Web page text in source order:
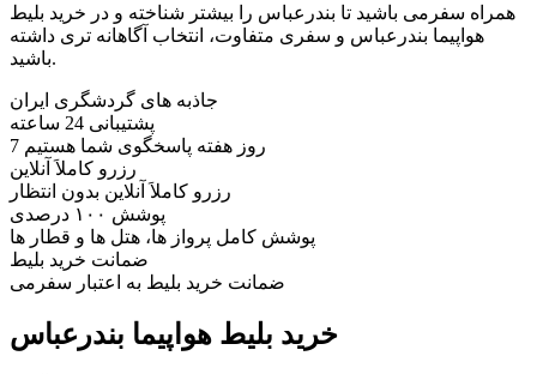
همراه سفرمی باشید تا بندرعباس را بیشتر شناخته و در خرید بلیط
هواپیما بندرعباس و سفری متفاوت، انتخاب آگاهانه تری داشته
باشید.
جاذبه های گردشگری ایران
پشتیبانی 24 ساعته
7 روز هفته پاسخگوی شما هستیم
رزرو کاملاَ آنلاین
رزرو کاملاَ آنلاین بدون انتظار
پوشش ۱۰۰ درصدی
پوشش کامل پرواز ها، هتل ها و قطار ها
ضمانت خرید بلیط
ضمانت خرید بلیط به اعتبار سفرمی
خرید بلیط هواپیما بندرعباس